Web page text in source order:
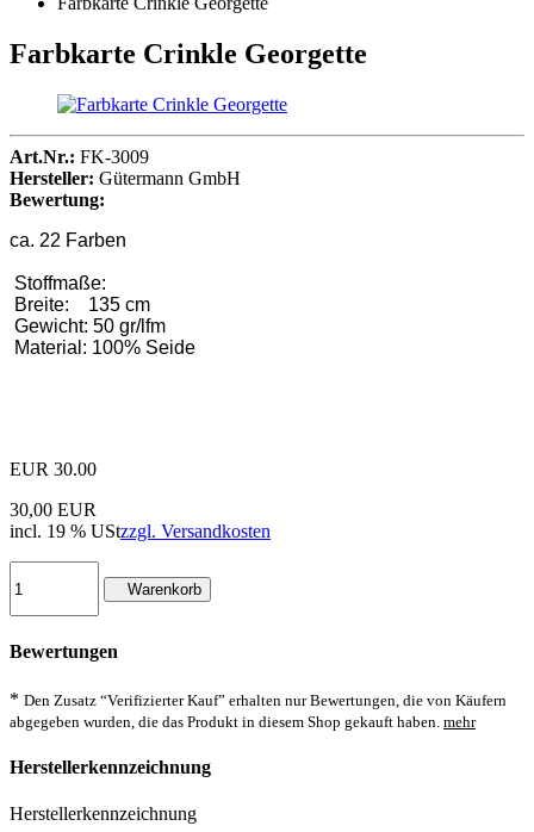
Farbkarte Crinkle Georgette
Art.Nr.: FK-3009
Hersteller: Gütermann GmbH
Bewertung:
ca. 22 Farben
Stoffmaße:
Breite: 135 cm
Gewicht: 50 gr/lfm
Material: 100% Seide
EUR 30.00
30,00 EUR
incl. 19 % UStzzgl. Versandkosten
Warenkorb
Bewertungen
* Den Zusatz “Verifizierter Kauf” erhalten nur Bewertungen, die von Käufern
abgegeben wurden, die das Produkt in diesem Shop gekauft haben. mehr
Herstellerkennzeichnung
Herstellerkennzeichnung